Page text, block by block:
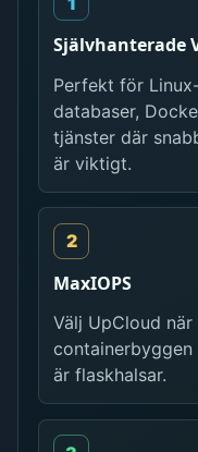
Självhanterade
Perfekt för
databaser,
tjänster där
är viktigt.
MaxIOPS
Välj UpCloud
containerbyggen
är flaskhalsar.